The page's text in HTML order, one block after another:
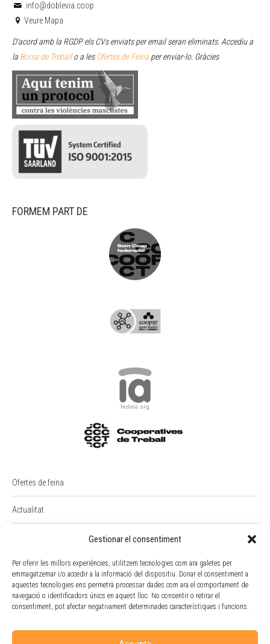
Gestionar el consentiment
Per oferir les millors experiències, utilitzem tecnologies com ara galetes per
emmagatzemar i/o accedir a la informació del dispositiu. Donar el consentiment a
aquestes tecnologies ens permetrà processar dades com ara el comportament de
navegació o identificadors únics en aquest lloc. No consentir o retirar el
consentiment, pot afectar negativament determinades característiques i funcions.
info@doblevia.coop
Veure Mapa
D’acord amb la RGDP els CVs enviats per email seran eliminats. Accediu a
la Borsa de Treballo a lesOfertes de Feina per enviar-lo. Gràcies
FORMEM PART DE
Ofertes de feina
Actualitat
Intranet
Portal Empleat